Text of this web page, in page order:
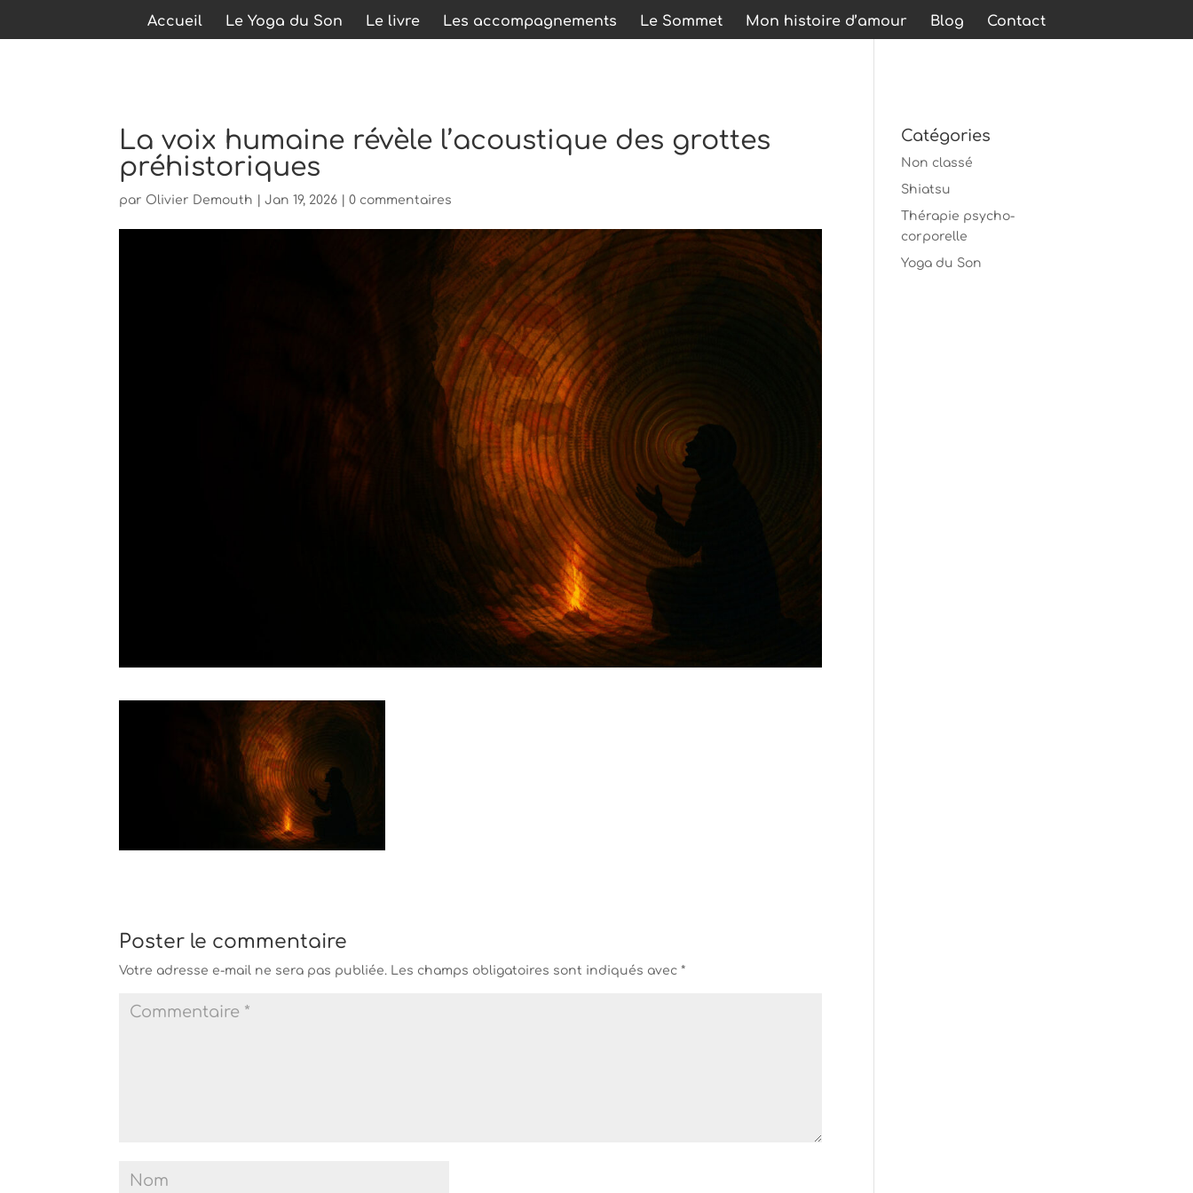
Accueil Le Yoga du Son Le livre Les accompagnements Le Sommet Mon histoire d’amour Blog Contact
La voix humaine révèle l’acoustique des grottes
préhistoriques
par Olivier Demouth |Jan 19, 2026 |0 commentaires
Poster le commentaire
Votre adresse e-mail ne sera pas publiée. Les champs obligatoires sont indiqués avec*
Catégories
Non classé
Shiatsu
Thérapie psycho-
corporelle
Yoga du Son